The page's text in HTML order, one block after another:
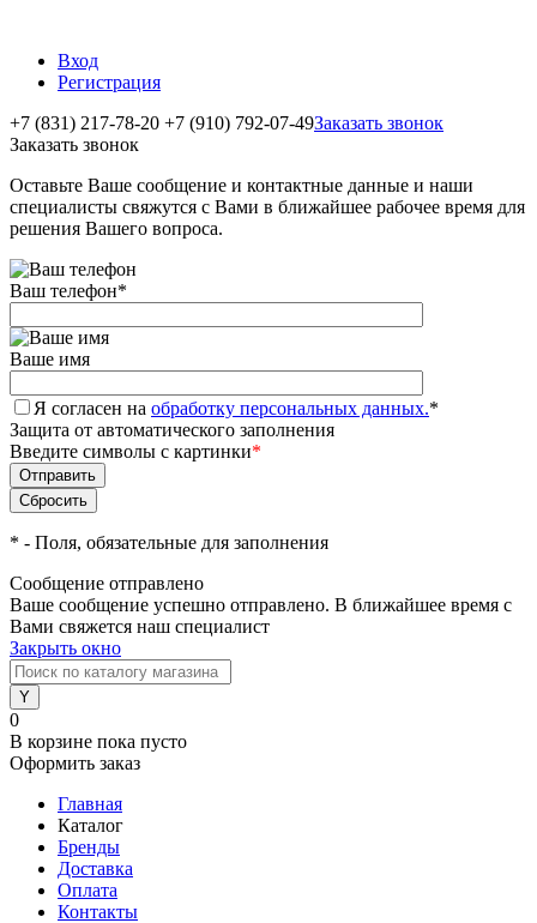
Вход
Регистрация
+7 (831) 217-78-20 +7 (910) 792-07-49Заказать звонок
Заказать звонок
Оставьте Ваше сообщение и контактные данные и наши
специалисты свяжутся с Вами в ближайшее рабочее время для
решения Вашего вопроса.
Ваш телефон*
Ваше имя
Я согласен на обработку персональных данных.*
Защита от автоматического заполнения
Введите символы с картинки*
* - Поля, обязательные для заполнения
Сообщение отправлено
Ваше сообщение успешно отправлено. В ближайшее время с
Вами свяжется наш специалист
Закрыть окно
0
В корзине пока пусто
Оформить заказ
Главная
Каталог
Бренды
Доставка
Оплата
Контакты